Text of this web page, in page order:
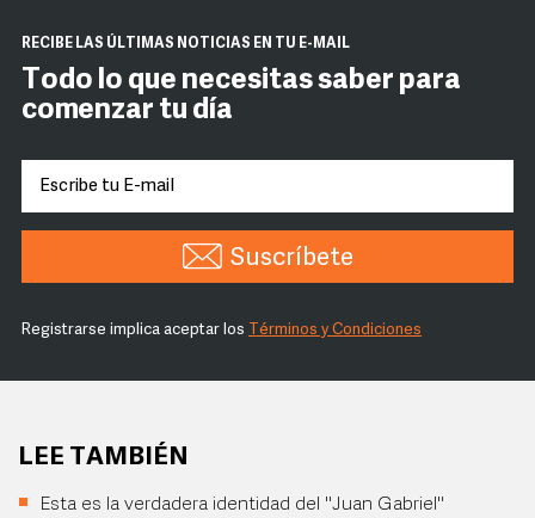
RECIBE LAS ÚLTIMAS NOTICIAS EN TU E-MAIL
Todo lo que necesitas saber para
comenzar tu día
Suscríbete
Registrarse implica aceptar los Términos y Condiciones
LEE TAMBIÉN
Esta es la verdadera identidad del "Juan Gabriel"